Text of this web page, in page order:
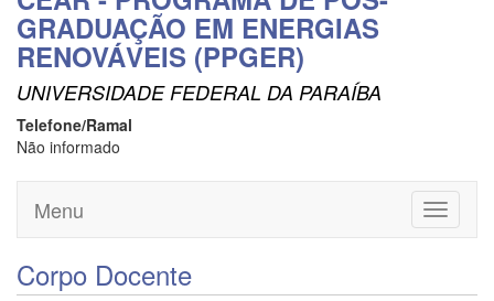
GRADUAÇÃO EM ENERGIAS
RENOVÁVEIS (PPGER)
UNIVERSIDADE FEDERAL DA PARAÍBA
Telefone/Ramal
Não informado
Toggle
Menu
Corpo Docente